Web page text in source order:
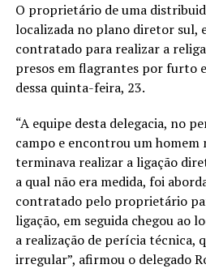
O proprietário de uma
localizada no plano diretor sul,
contratado para realizar a
presos em flagrantes por furto
dessa quinta-feira, 23.
“A equipe desta delegacia, no
campo e encontrou um homem
terminava realizar a ligação
a qual não era medida, foi
contratado pelo proprietário
ligação, em seguida chegou ao
a realização de perícia técnica,
irregular”, afirmou o delegado